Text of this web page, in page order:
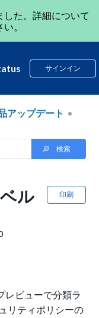
した。詳細について
。
サインイン
アップデート
印刷
ル
レビューで分類ラ
リティポリシーの